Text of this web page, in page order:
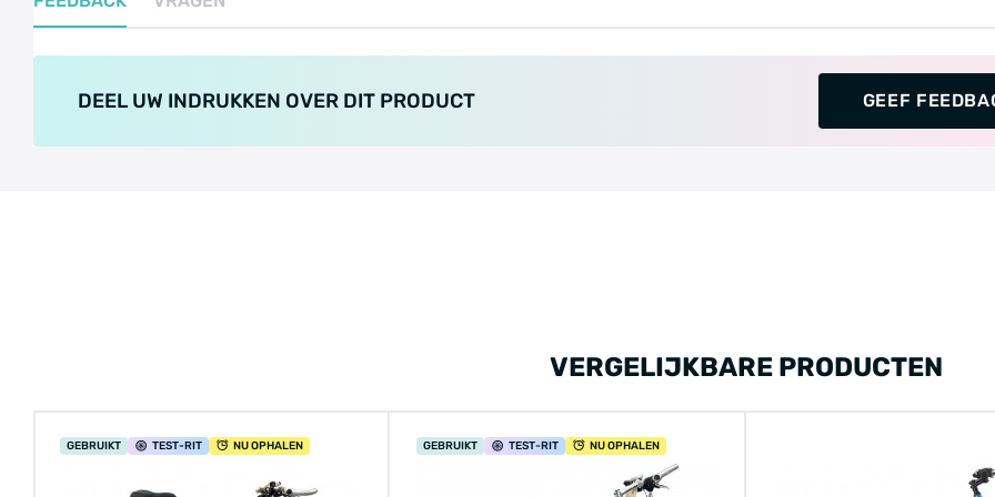
DEEL UW INDRUKKEN OVER DIT PRODUCT GEEF
VERGELIJKBARE PRODUCTEN
GEBRUIKT TEST-RIT NU OPHALEN GEBRUIKT TEST-RIT NU OPHALEN